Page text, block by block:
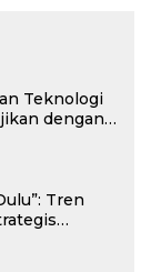
Teknologi
dengan
Tren